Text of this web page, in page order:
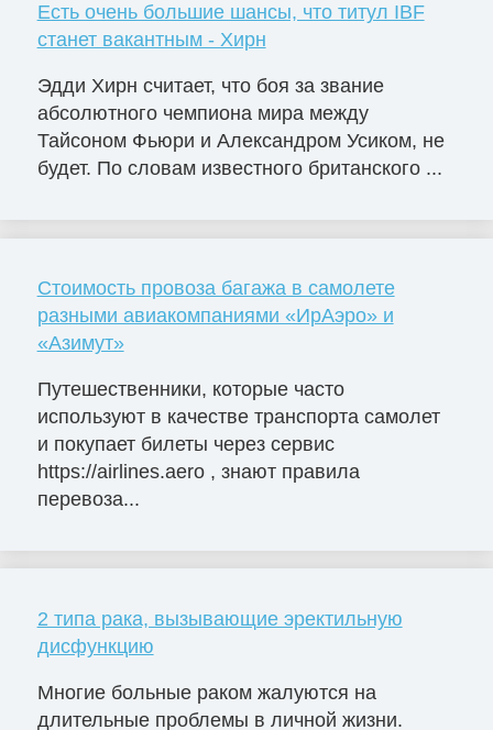
Есть очень большие шансы, что титул IBF
станет вакантным - Хирн
Эдди Хирн считает, что боя за звание
абсолютного чемпиона мира между
Тайсоном Фьюри и Александром Усиком, не
будет. По словам известного британского ...
Стоимость провоза багажа в самолете
разными авиакомпаниями «ИрАэро» и
«Азимут»
Путешественники, которые часто
используют в качестве транспорта самолет
и покупает билеты через сервис
https://airlines.aero , знают правила
перевоза...
2 типа рака, вызывающие эректильную
дисфункцию
Многие больные раком жалуются на
длительные проблемы в личной жизни.